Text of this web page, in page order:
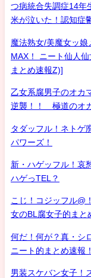
つ病統合失調症14年
米が泣いた！認知症
魔法熟女/美魔女ッ
MAX！ ニート仙人
まとめ速報Z)]
乙女系腐男子のオカ
逆襲！！ 極道のオ
タダッフル！ネトゲ
パワーズ！
新・ハゲッフル！哀
ハゲっTEL？
こじ！コジッフル@
女のBL腐女子的まと
何だ！何が？真・
ニート的まとめ速報
男装スケバン女子！